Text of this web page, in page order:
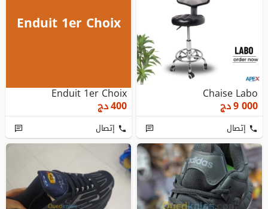
Chaise Labo
9 000دج
إتصال
Enduit 1er Choix
Enduit 1er Choix
400دج
إتصال